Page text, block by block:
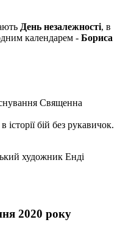
День незалежності, в
календарем - Бориса
Священна
бій без рукавичок.
художник Енді
2020 року